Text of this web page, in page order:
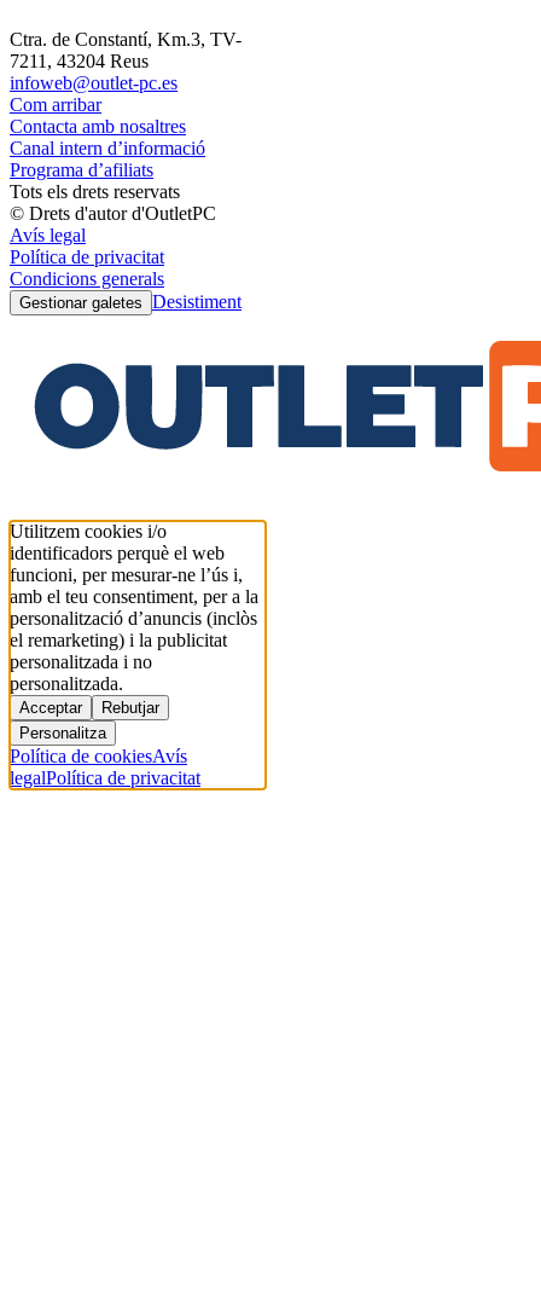
Ctra. de Constantí, Km.3, TV-
7211, 43204 Reus
infoweb@outlet-pc.es
Com arribar
Contacta amb nosaltres
Canal intern d’informació
Programa d’afiliats
Tots els drets reservats
© Drets d'autor d'OutletPC
Avís legal
Política de privacitat
Condicions generals
Gestionar galetes Desistiment
Utilitzem cookies i/o
identificadors perquè el web
funcioni, per mesurar-ne l’ús i,
amb el teu consentiment, per a la
personalització d’anuncis (inclòs
el remarketing) i la publicitat
personalitzada i no
personalitzada.
Acceptar
Rebutjar
Personalitza
Política de cookiesAvís
legalPolítica de privacitat